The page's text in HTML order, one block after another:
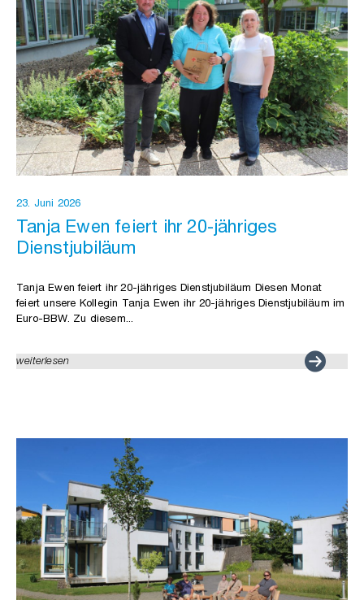
23. Juni 2026
Tanja Ewen feiert ihr 20-jähriges
Dienstjubiläum
Tanja Ewen feiert ihr 20-jähriges Dienstjubiläum Diesen Monat
feiert unsere Kollegin Tanja Ewen ihr 20-jähriges Dienstjubiläum im
Euro-BBW. Zu diesem...
weiterlesen